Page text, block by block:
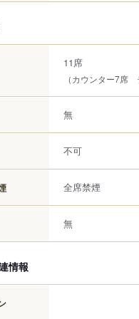
11席
（カウンター7席
無
不可
全席禁煙
無
情報